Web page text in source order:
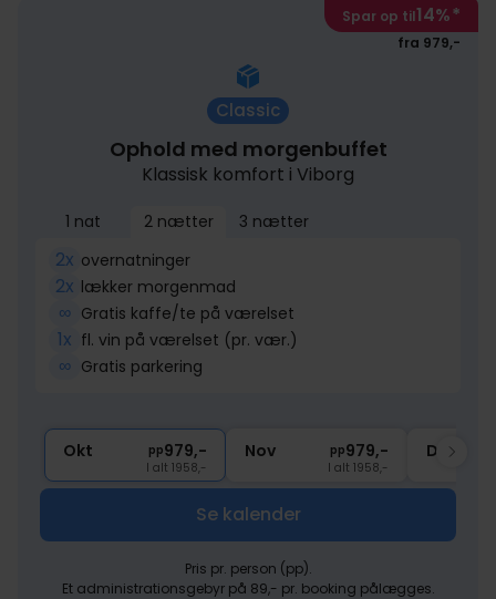
Spar op til14%*
fra 979,-
Classic
Ophold med morgenbuffet
Klassisk komfort i Viborg
1 nat 2 nætter 3 nætter
2x overnatninger
2x lækker morgenmad
∞ Gratis kaffe/te på værelset
1x fl. vin på værelset (pr. vær.)
∞ Gratis parkering
Okt pp979,-
I alt 1958,-
Nov pp979,-
I alt 1958,-
Dec
Se kalender
Pris pr. person (pp).
Et administrationsgebyr på 89,- pr. booking pålægges.